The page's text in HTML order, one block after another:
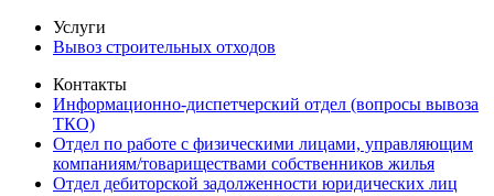
Услуги
Вывоз строительных отходов
Контакты
Информационно-диспетчерский отдел (вопросы вывоза
ТКО)
Отдел по работе с физическими лицами, управляющим
компаниям/товариществами собственников жилья
Отдел дебиторской задолженности юридических лиц